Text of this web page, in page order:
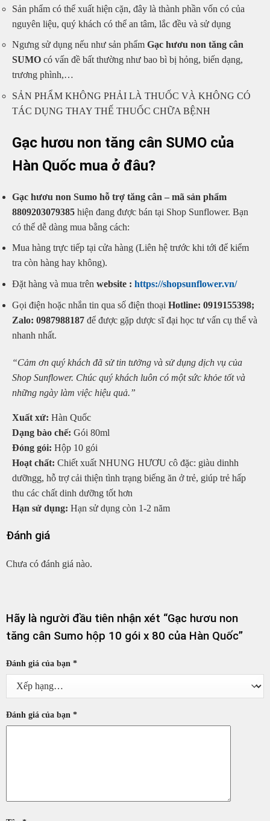
Sản phẩm có thể xuất hiện cặn, đây là thành phần vốn có của
nguyên liệu, quý khách có thể an tâm, lắc đều và sử dụng
Ngưng sử dụng nếu như sản phẩm Gạc hươu non tăng cân
SUMO có vấn đề bất thường như bao bì bị hỏng, biến dạng,
trương phình,…
SẢN PHẨM KHÔNG PHẢI LÀ THUỐC VÀ KHÔNG CÓ
TÁC DỤNG THAY THẾ THUỐC CHỮA BỆNH
Gạc hươu non tăng cân SUMO của
Hàn Quốc mua ở đâu?
Gạc hươu non Sumo hỗ trợ tăng cân – mã sản phẩm
8809203079385 hiện đang được bán tại Shop Sunflower. Bạn
có thể dễ dàng mua bằng cách:
Mua hàng trực tiếp tại cửa hàng (Liên hệ trước khi tới để kiểm
tra còn hàng hay không).
Đặt hàng và mua trên website : https://shopsunflower.vn/
Gọi điện hoặc nhắn tin qua số điện thoại Hotline: 0919155398;
Zalo: 0987988187 để được gặp dược sĩ đại học tư vấn cụ thể và
nhanh nhất.
“Cảm ơn quý khách đã sử tin tưởng và sử dụng dịch vụ của
Shop Sunflower. Chúc quý khách luôn có một sức khỏe tốt và
những ngày làm việc hiệu quả.”
Xuất xứ: Hàn Quốc
Dạng bào chế: Gói 80ml
Đóng gói: Hộp 10 gói
Hoạt chất: Chiết xuất NHUNG HƯƠU cô đặc: giàu dinhh
dưỡngg, hỗ trợ cải thiện tình trạng biếng ăn ở trẻ, giúp trẻ hấp
thu các chất dinh dưỡng tốt hơn
Hạn sử dụng: Hạn sử dụng còn 1-2 năm
Đánh giá
Chưa có đánh giá nào.
Hãy là người đầu tiên nhận xét “Gạc hươu non
tăng cân Sumo hộp 10 gói x 80 của Hàn Quốc”
Đánh giá của bạn *
Đánh giá của bạn *